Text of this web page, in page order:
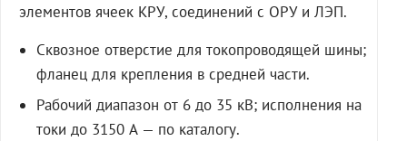
элементов ячеек КРУ, соединений с ОРУ и ЛЭП.
Сквозное отверстие для токопроводящей шины;
фланец для крепления в средней части.
Рабочий диапазон от 6 до 35 кВ; исполнения на
токи до 3150 А — по каталогу.